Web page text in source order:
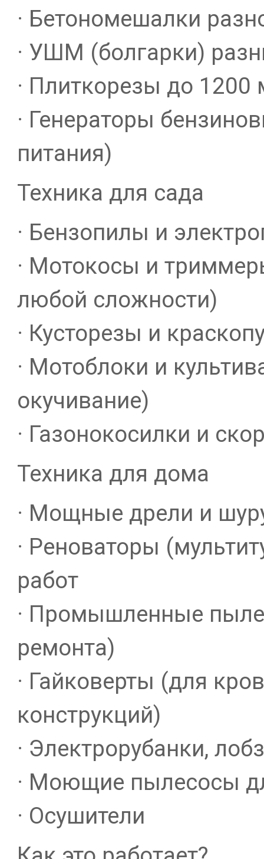
· Бетономешалки
· УШМ (болгарки)
· Плиткорезы до 1200
· Генераторы
питания)
Техника для сада
· Бензопилы и
· Мотокосы и
любой сложности)
· Кусторезы и
· Мотоблоки и
окучивание)
· Газонокосилки и
Техника для дома
· Мощные дрели и
· Реноваторы
работ
· Промышленные
ремонта)
· Гайковерты (для
конструкций)
· Электрорубанки,
· Моющие пылесосы
· Осушители